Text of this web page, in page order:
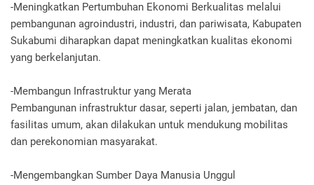
-Meningkatkan Pertumbuhan Ekonomi Berkualitas melalui
pembangunan agroindustri, industri, dan pariwisata, Kabupaten
Sukabumi diharapkan dapat meningkatkan kualitas ekonomi
yang berkelanjutan.
-Membangun Infrastruktur yang Merata
Pembangunan infrastruktur dasar, seperti jalan, jembatan, dan
fasilitas umum, akan dilakukan untuk mendukung mobilitas
dan perekonomian masyarakat.
-Mengembangkan Sumber Daya Manusia Unggul